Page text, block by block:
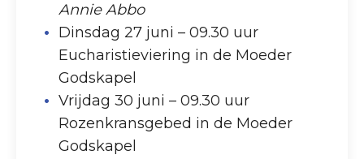
Annie Abbo
Dinsdag 27 juni – 09.30 uur
Eucharistieviering in de Moeder
Godskapel
Vrijdag 30 juni – 09.30 uur
Rozenkransgebed in de Moeder
Godskapel